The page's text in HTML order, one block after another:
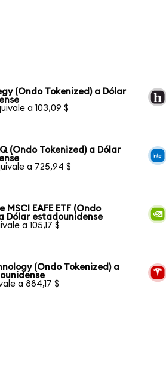
(Ondo Tokenized) a Dólar
a 103,09 $
(Ondo Tokenized) a Dólar
a 725,94 $
MSCI EAFE ETF (Ondo
Dólar estadounidense
a 105,17 $
(Ondo Tokenized) a
a 884,17 $